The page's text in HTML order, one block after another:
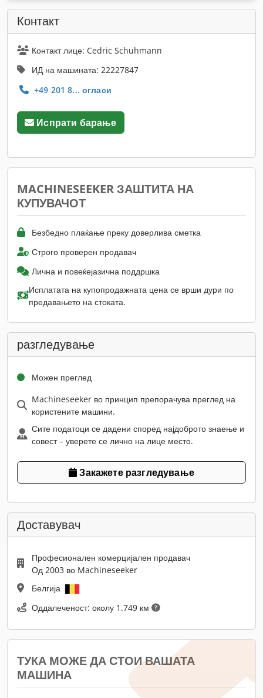
Контакт
Контакт лице: Cedric Schuhmann
ИД на машината: 22227847
+49 201 8... огласи
Испрати барање
MACHINESEEKER ЗАШТИТА НА
КУПУВАЧОТ
Безбедно плаќање преку доверлива сметка
Строго проверен продавач
Лична и повеќејазична поддршка
Исплатата на купопродажната цена се врши дури по
предавањето на стоката.
разгледување
Можен преглед
Machineseeker во принцип препорачува преглед на
користените машини.
Сите податоци се дадени според најдоброто знаење и
совест – уверете се лично на лице место.
Закажете разгледување
Доставувач
Професионален комерцијален продавач
Од 2003 во Machineseeker
Белгија
Оддалеченост: околу 1.749 км
ТУКА МОЖЕ ДА СТОИ ВАШАТА
МАШИНА